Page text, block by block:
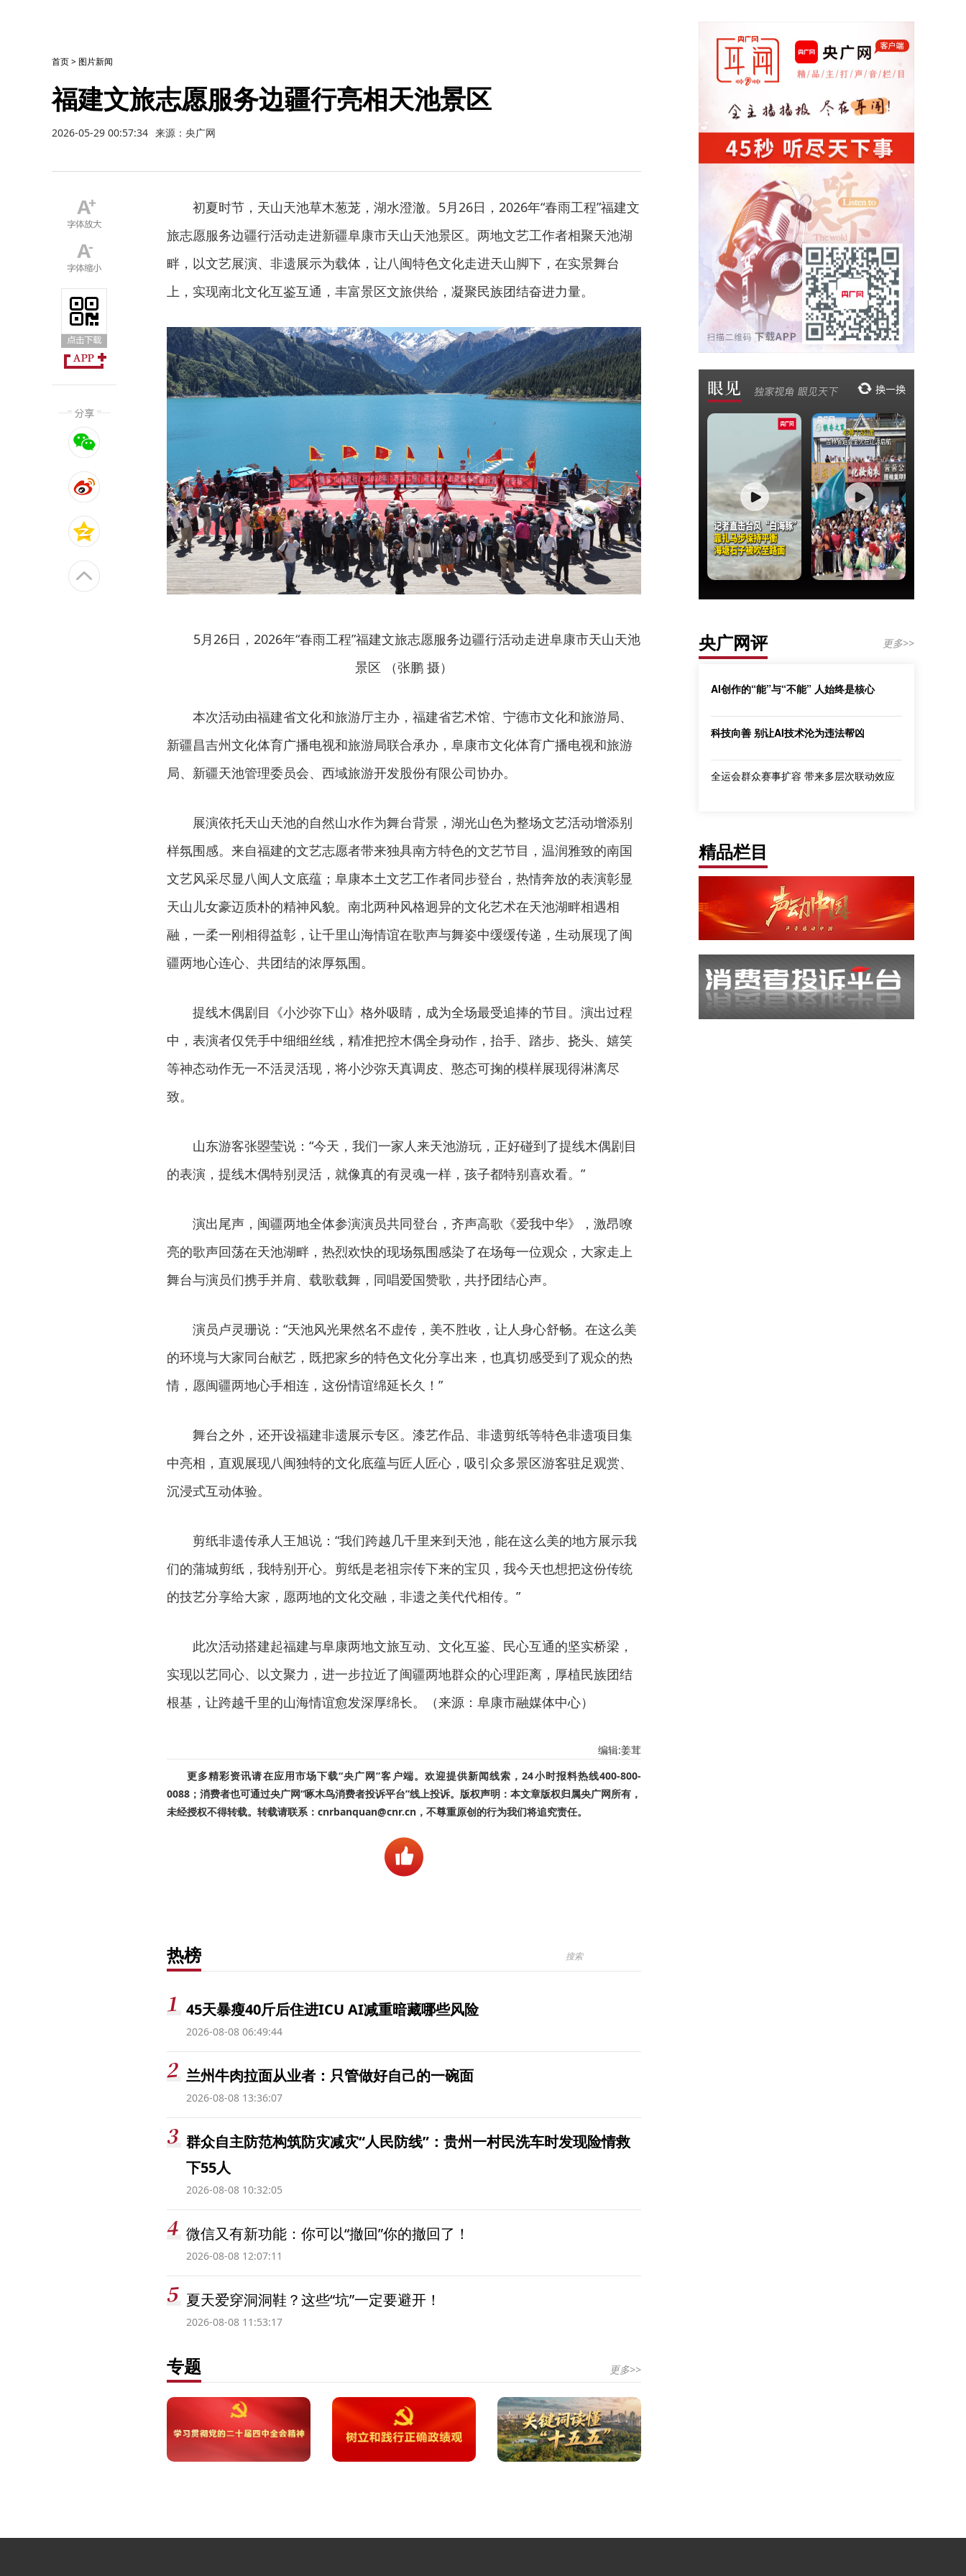
首页> 图片新闻
福建文旅志愿服务边疆行亮相天池景区
2026-05-29 00:57:34 来源：央广网
初夏时节，天山天池草木葱茏，湖水澄澈。5月26日，2026年“春雨工程”福建文
旅志愿服务边疆行活动走进新疆阜康市天山天池景区。两地文艺工作者相聚天池湖
畔，以文艺展演、非遗展示为载体，让八闽特色文化走进天山脚下，在实景舞台
上，实现南北文化互鉴互通，丰富景区文旅供给，凝聚民族团结奋进力量。
5月26日，2026年“春雨工程”福建文旅志愿服务边疆行活动走进阜康市天山天池
景区 （张鹏 摄）
本次活动由福建省文化和旅游厅主办，福建省艺术馆、宁德市文化和旅游局、
新疆昌吉州文化体育广播电视和旅游局联合承办，阜康市文化体育广播电视和旅游
局、新疆天池管理委员会、西域旅游开发股份有限公司协办。
展演依托天山天池的自然山水作为舞台背景，湖光山色为整场文艺活动增添别
样氛围感。来自福建的文艺志愿者带来独具南方特色的文艺节目，温润雅致的南国
文艺风采尽显八闽人文底蕴；阜康本土文艺工作者同步登台，热情奔放的表演彰显
天山儿女豪迈质朴的精神风貌。南北两种风格迥异的文化艺术在天池湖畔相遇相
融，一柔一刚相得益彰，让千里山海情谊在歌声与舞姿中缓缓传递，生动展现了闽
疆两地心连心、共团结的浓厚氛围。
提线木偶剧目《小沙弥下山》格外吸睛，成为全场最受追捧的节目。演出过程
中，表演者仅凭手中细细丝线，精准把控木偶全身动作，抬手、踏步、挠头、嬉笑
等神态动作无一不活灵活现，将小沙弥天真调皮、憨态可掬的模样展现得淋漓尽
致。
山东游客张曌莹说：“今天，我们一家人来天池游玩，正好碰到了提线木偶剧目
的表演，提线木偶特别灵活，就像真的有灵魂一样，孩子都特别喜欢看。”
演出尾声，闽疆两地全体参演演员共同登台，齐声高歌《爱我中华》，激昂嘹
亮的歌声回荡在天池湖畔，热烈欢快的现场氛围感染了在场每一位观众，大家走上
舞台与演员们携手并肩、载歌载舞，同唱爱国赞歌，共抒团结心声。
演员卢灵珊说：“天池风光果然名不虚传，美不胜收，让人身心舒畅。在这么美
的环境与大家同台献艺，既把家乡的特色文化分享出来，也真切感受到了观众的热
情，愿闽疆两地心手相连，这份情谊绵延长久！”
舞台之外，还开设福建非遗展示专区。漆艺作品、非遗剪纸等特色非遗项目集
中亮相，直观展现八闽独特的文化底蕴与匠人匠心，吸引众多景区游客驻足观赏、
沉浸式互动体验。
剪纸非遗传承人王旭说：“我们跨越几千里来到天池，能在这么美的地方展示我
们的蒲城剪纸，我特别开心。剪纸是老祖宗传下来的宝贝，我今天也想把这份传统
的技艺分享给大家，愿两地的文化交融，非遗之美代代相传。”
此次活动搭建起福建与阜康两地文旅互动、文化互鉴、民心互通的坚实桥梁，
实现以艺同心、以文聚力，进一步拉近了闽疆两地群众的心理距离，厚植民族团结
根基，让跨越千里的山海情谊愈发深厚绵长。（来源：阜康市融媒体中心）
编辑:姜茸
更多精彩资讯请在应用市场下载“央广网”客户端。欢迎提供新闻线索，24小时报料热线400-800-
0088；消费者也可通过央广网“啄木鸟消费者投诉平台”线上投诉。版权声明：本文章版权归属央广网所有，
未经授权不得转载。转载请联系：cnrbanquan@cnr.cn，不尊重原创的行为我们将追究责任。
热榜
45天暴瘦40斤后住进ICU AI减重暗藏哪些风险
2026-08-08 06:49:44
兰州牛肉拉面从业者：只管做好自己的一碗面
2026-08-08 13:36:07
群众自主防范构筑防灾减灾“人民防线”：贵州一村民洗车时发现险情救
下55人
2026-08-08 10:32:05
微信又有新功能：你可以“撤回”你的撤回了！
2026-08-08 12:07:11
夏天爱穿洞洞鞋？这些“坑”一定要避开！
2026-08-08 11:53:17
专题 更多>>
央广网评 更多>>
AI创作的“能”与“不能” 人始终是核心
科技向善 别让AI技术沦为违法帮凶
全运会群众赛事扩容 带来多层次联动效应
精品栏目